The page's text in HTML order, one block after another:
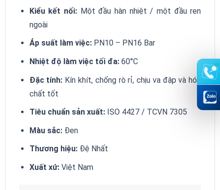
Kiểu kết nối:Một đầu hàn nhiệt / một đầu ren
ngoài
Áp suất làm việc:PN10 – PN16 Bar
Nhiệt độ làm việc tối đa:60°C
Đặc tính: Kín khít, chống rò rỉ, chịu va đập và hóa
chất tốt
Tiêu chuẩn sản xuất:ISO 4427 / TCVN 7305
Màu sắc:Đen
Thương hiệu:Đệ Nhất
Xuất xứ:Việt Nam